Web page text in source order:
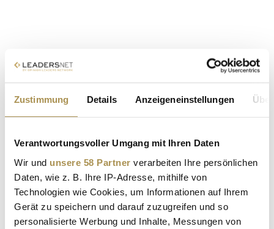
Zustimmung Details Anzeigeneinstellungen
Verantwortungsvoller Umgang mit Ihren Daten
Wir und unsere 58 Partner verarbeiten Ihre persönlichen
Daten, wie z. B. Ihre IP-Adresse, mithilfe von
Technologien wie Cookies, um Informationen auf Ihrem
Gerät zu speichern und darauf zuzugreifen und so
personalisierte Werbung und Inhalte, Messungen von